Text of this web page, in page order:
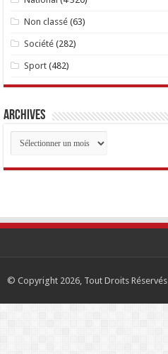
Non classé (63)
Société (282)
Sport (482)
Archives
Archives
© Copyright 2026, Tout Droits Réservés